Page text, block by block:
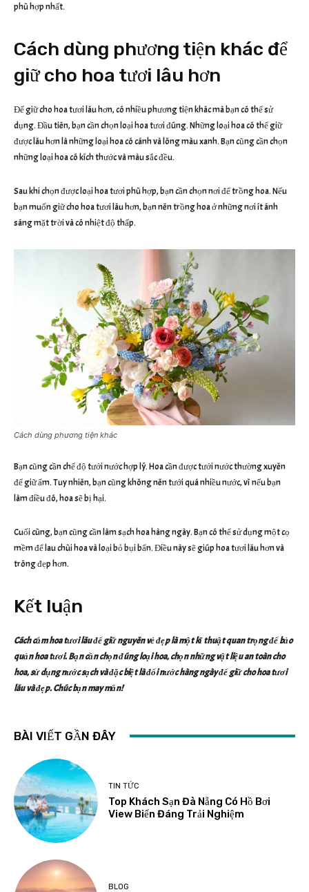
phù hợp nhất.
Cách dùng phương tiện khác để
giữ cho hoa tươi lâu hơn
Để giữ cho hoa tươi lâu hơn, có nhiều phương tiện khác mà bạn có thể sử
dụng. Đầu tiên, bạn cần chọn loại hoa tươi đúng. Những loại hoa có thể giữ
được lâu hơn là những loại hoa có cánh và lông màu xanh. Bạn cũng cần chọn
những loại hoa có kích thước và màu sắc đều.
Sau khi chọn được loại hoa tươi phù hợp, bạn cần chọn nơi để trồng hoa. Nếu
bạn muốn giữ cho hoa tươi lâu hơn, bạn nên trồng hoa ở những nơi ít ánh
sáng mặt trời và có nhiệt độ thấp.
Cách dùng phương tiện khác
Bạn cũng cần chế độ tưới nước hợp lý. Hoa cần được tưới nước thường xuyên
để giữ ẩm. Tuy nhiên, bạn cũng không nên tưới quá nhiều nước, vì nếu bạn
làm điều đó, hoa sẽ bị hại.
Cuối cùng, bạn cũng cần làm sạch hoa hàng ngày. Bạn có thể sử dụng một cọ
mềm để lau chùi hoa và loại bỏ bụi bẩn. Điều này sẽ giúp hoa tươi lâu hơn và
trông đẹp hơn.
Kết luận
Cách cắm hoa tươi lâu để giữ nguyên vẻ đẹp là một kĩ thuật quan trọng để bảo
quản hoa tươi. Bạn cần chọn đúng loại hoa, chọn những vật liệu an toàn cho
hoa, sử dụng nước sạch và đặc biệt là đổi nước hàng ngày để giữ cho hoa tươi
lâu và đẹp. Chúc bạn may mắn!
BÀI VIẾT GẦN ĐÂY
TIN TỨC
Top Khách Sạn Đà Nẵng Có Hồ Bơi
View Biển Đáng Trải Nghiệm
BLOG